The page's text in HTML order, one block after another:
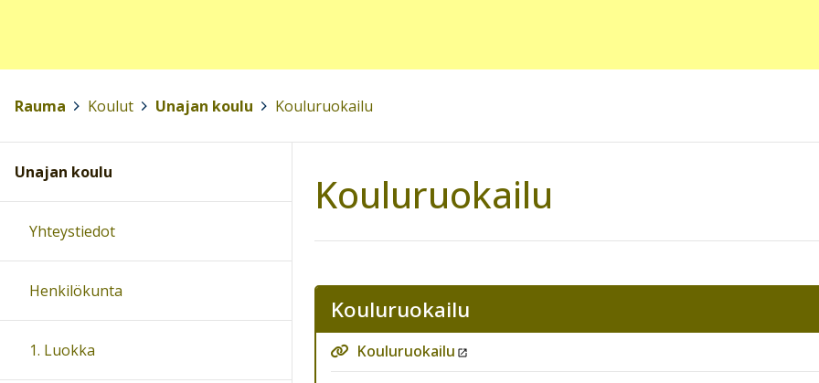
Rauma Koulut Unajan koulu Kouluruokailu
Kouluruokailu
Kouluruokailu
Kouluruokailu
Unajan koulu
Yhteystiedot
Henkilökunta
1. Luokka